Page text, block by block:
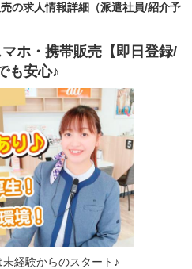
の求人情報詳細（派遣社員/紹介予
ホ・携帯販売【即日登録/
も安心♪
経験からのスタート♪